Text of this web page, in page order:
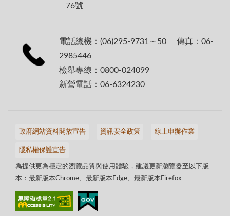
76號
電話總機：(06)295-9731～50 傳真：06-
2985446
檢舉專線：0800-024099
新營電話：06-6324230
政府網站資料開放宣告 資訊安全政策 線上申辦作業
隱私權保護宣告
為提供更為穩定的瀏覽品質與使用體驗，建議更新瀏覽器至以下版
本：最新版本Chrome、最新版本Edge、最新版本Firefox